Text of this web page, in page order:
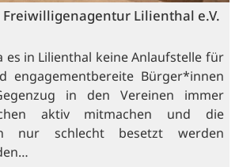
Lilienthal e.V.
es in Lilienthal keine Anlaufstelle für
engagementbereite Bürger*innen
in den Vereinen immer
aktiv mitmachen und die
nur schlecht besetzt werden